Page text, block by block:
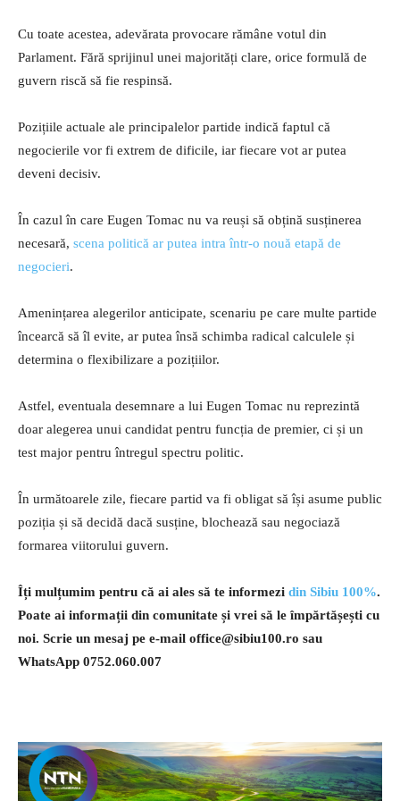
Cu toate acestea, adevărata provocare rămâne votul din
Parlament. Fără sprijinul unei majorități clare, orice formulă de
guvern riscă să fie respinsă.
Pozițiile actuale ale principalelor partide indică faptul că
negocierile vor fi extrem de dificile, iar fiecare vot ar putea
deveni decisiv.
În cazul în care Eugen Tomac nu va reuși să obțină susținerea
necesară, scena politică ar putea intra într-o nouă etapă de
negocieri.
Amenințarea alegerilor anticipate, scenariu pe care multe partide
încearcă să îl evite, ar putea însă schimba radical calculele și
determina o flexibilizare a pozițiilor.
Astfel, eventuala desemnare a lui Eugen Tomac nu reprezintă
doar alegerea unui candidat pentru funcția de premier, ci și un
test major pentru întregul spectru politic.
În următoarele zile, fiecare partid va fi obligat să își asume public
poziția și să decidă dacă susține, blochează sau negociază
formarea viitorului guvern.
Îți mulțumim pentru că ai ales să te informezi din Sibiu 100%.
Poate ai informații din comunitate și vrei să le împărtășești cu
noi. Scrie un mesaj pe e-mail office@sibiu100.ro sau
WhatsApp 0752.060.007